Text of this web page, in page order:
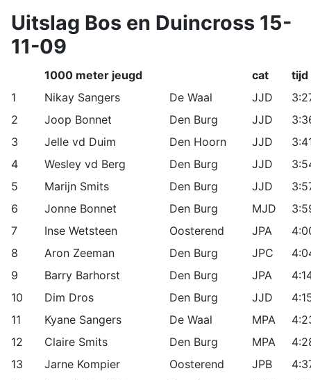
Uitslag Bos en Duincross 15-
11-09
1000 meter jeugd cat
tijd
1
Nikay Sangers De Waal JJD
2
Joop Bonnet Den Burg JJD
3
Jelle vd Duim Den Hoorn JJD
4
Wesley vd Berg Den Burg JJD
5
Marijn Smits Den Burg JJD
6
Jonne Bonnet Den Burg MJD
7
Inse Wetsteen Oosterend JPA
8
Aron Zeeman Den Burg JPC
9
Barry Barhorst Den Burg JPA
10
Dim Dros Den Burg JJD
11
Kyane Sangers De Waal MPA
12
Claire Smits Den Burg MPA
13
Jarne Kompier Oosterend JPB